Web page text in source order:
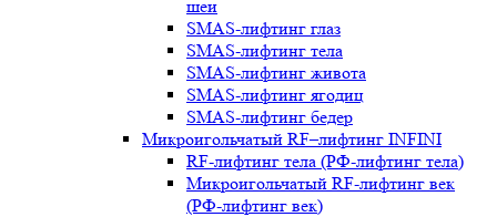
шеи
SMAS-лифтинг глаз
SMAS-лифтинг тела
SMAS-лифтинг живота
SMAS-лифтинг ягодиц
SMAS-лифтинг бедер
Микроигольчатый RF–лифтинг INFINI
RF-лифтинг тела (РФ-лифтинг тела)
Микроигольчатый RF-лифтинг век
(РФ-лифтинг век)